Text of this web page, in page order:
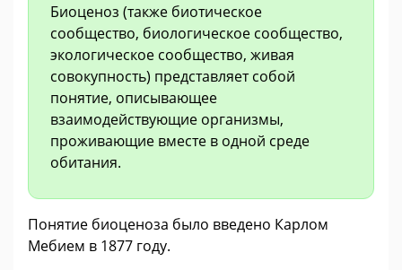
Биоценоз (также биотическое
сообщество, биологическое сообщество,
экологическое сообщество, живая
совокупность) представляет собой
понятие, описывающее
взаимодействующие организмы,
проживающие вместе в одной среде
обитания.
Понятие биоценоза было введено Карлом
Мебием в 1877 году.